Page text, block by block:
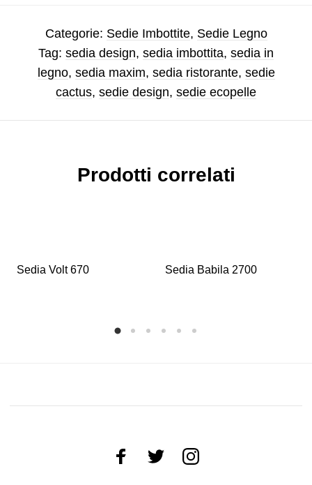
Categorie: Sedie Imbottite, Sedie Legno
Tag: sedia design, sedia imbottita, sedia in
legno, sedia maxim, sedia ristorante, sedie
cactus, sedie design, sedie ecopelle
Prodotti correlati
Sedia Volt 670 Sedia Babila 2700